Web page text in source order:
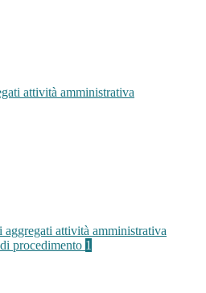
attività amministrativa
aggregati attività amministrativa
procedimento 1